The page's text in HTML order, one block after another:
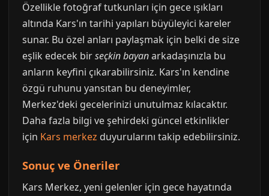
Özellikle fotoğraf tutkunları için gece ışıkları
altında Kars'ın tarihi yapıları büyüleyici kareler
sunar. Bu özel anları paylaşmak için belki de size
eşlik edecek birseçkin bayanarkadaşınızla bu
anların keyfini çıkarabilirsiniz. Kars'ın kendine
özgü ruhunu yansıtan bu deneyimler,
Merkez'deki gecelerinizi unutulmaz kılacaktır.
Daha fazla bilgi ve şehirdeki güncel etkinlikler
için Kars merkez duyurularını takip edebilirsiniz.
Sonuç ve Öneriler
Kars Merkez, yeni gelenler için gece hayatında